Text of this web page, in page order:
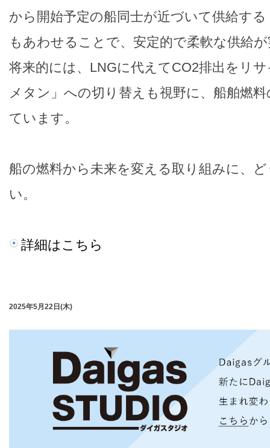
から開始予定の船同士が近づいて供給す
もあわせることで、安定的で柔軟な供給
将来的には、LNGに代えてCO2排出をリ
メタン」への切り替えも視野に、船舶燃
ています。
船の燃料から未来を変える取り組みに、
い。
詳細はこちら
2025年5月22日(木)